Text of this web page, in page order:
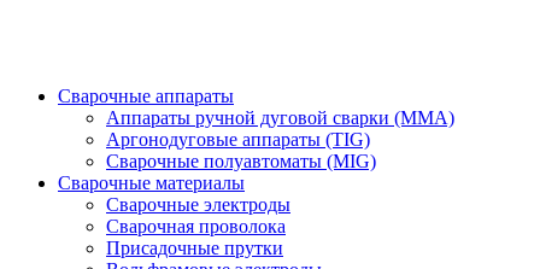
Сварочные аппараты
Аппараты ручной дуговой сварки (MMA)
Аргонодуговые аппараты (TIG)
Сварочные полуавтоматы (MIG)
Сварочные материалы
Сварочные электроды
Сварочная проволока
Присадочные прутки